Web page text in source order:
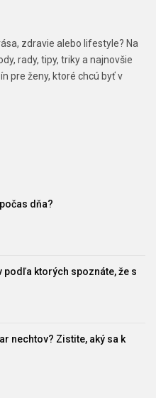
zdravie alebo lifestyle? Na
rady, tipy, triky a najnovšie
pre ženy, ktoré chcú byť v
dňa?
podľa ktorých spoznáte, že s
nechtov? Zistite, aký sa k